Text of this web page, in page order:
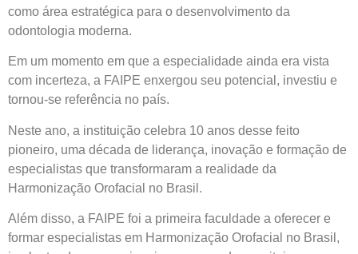
como área estratégica para o desenvolvimento da
odontologia moderna.
Em um momento em que a especialidade ainda era vista
com incerteza, a FAIPE enxergou seu potencial, investiu e
tornou-se referência no país.
Neste ano, a instituição celebra 10 anos desse feito
pioneiro, uma década de liderança, inovação e formação de
especialistas que transformaram a realidade da
Harmonização Orofacial no Brasil.
Além disso, a FAIPE foi a primeira faculdade a oferecer e
formar especialistas em Harmonização Orofacial no Brasil,